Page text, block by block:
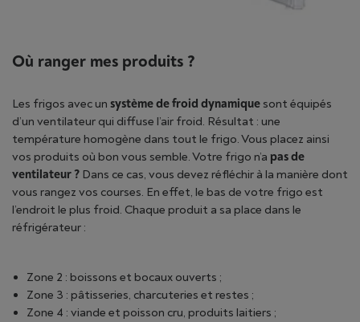
Où ranger mes produits ?
Les frigos avec un système de froid dynamique sont équipés
d’un ventilateur qui diffuse l’air froid. Résultat : une
température homogène dans tout le frigo. Vous placez ainsi
vos produits où bon vous semble. Votre frigo n’a pas de
ventilateur? Dans ce cas, vous devez réfléchir à la manière dont
vous rangez vos courses. En effet, le bas de votre frigo est
l’endroit le plus froid. Chaque produit a sa place dans le
réfrigérateur :
Zone 2 : boissons et bocaux ouverts ;
Zone 3 : pâtisseries, charcuteries et restes ;
Zone 4 : viande et poisson cru, produits laitiers ;